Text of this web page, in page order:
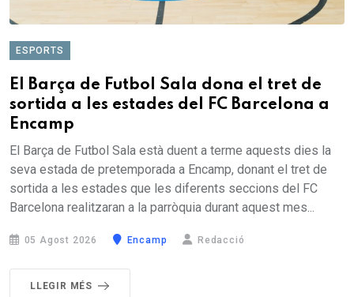
ESPORTS
El Barça de Futbol Sala dona el tret de
sortida a les estades del FC Barcelona a
Encamp
El Barça de Futbol Sala està duent a terme aquests dies la
seva estada de pretemporada a Encamp, donant el tret de
sortida a les estades que les diferents seccions del FC
Barcelona realitzaran a la parròquia durant aquest mes...
05 Agost 2026 Encamp Redacció
LLEGIR MÉS